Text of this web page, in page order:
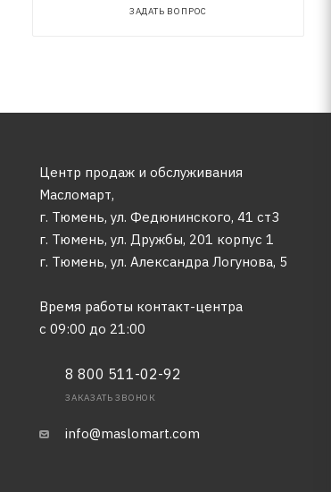
ЗАДАТЬ ВОПРОС
Центр продаж и обслуживания
Масломарт,
г. Тюмень, ул. Федюнинского, 41 ст3
г. Тюмень, ул. Дружбы, 201 корпус 1
г. Тюмень, ул. Александра Логунова, 5
Время работы контакт-центра
с 09:00 до 21:00
8 800 511-02-92
ЗАКАЗАТЬ ЗВОНОК
info@maslomart.com